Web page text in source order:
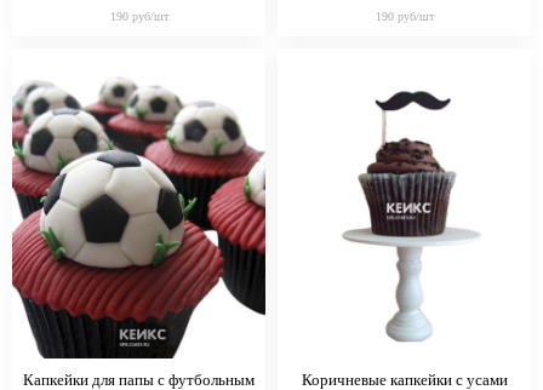
190 руб/шт 190 руб/шт
Капкейки для папы с футбольным
Коричневые капкейки с усами